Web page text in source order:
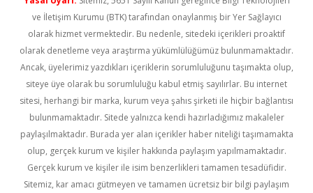
ve İletişim Kurumu (BTK) tarafından onaylanmış bir Yer Sağlayıcı
olarak hizmet vermektedir. Bu nedenle, sitedeki içerikleri proaktif
olarak denetleme veya araştırma yükümlülüğümüz bulunmamaktadır.
Ancak, üyelerimiz yazdıkları içeriklerin sorumluluğunu taşımakta olup,
siteye üye olarak bu sorumluluğu kabul etmiş sayılırlar. Bu internet
sitesi, herhangi bir marka, kurum veya şahıs şirketi ile hiçbir bağlantısı
bulunmamaktadır. Sitede yalnızca kendi hazırladığımız makaleler
paylaşılmaktadır. Burada yer alan içerikler haber niteliği taşımamakta
olup, gerçek kurum ve kişiler hakkında paylaşım yapılmamaktadır.
Gerçek kurum ve kişiler ile isim benzerlikleri tamamen tesadüfidir.
Sitemiz, kar amacı gütmeyen ve tamamen ücretsiz bir bilgi paylaşım